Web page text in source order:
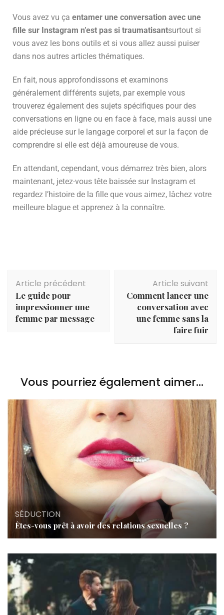
Vous avez vu ça entamer une conversation avec une
fille sur Instagram n’est pas si traumatisantsurtout si
vous avez les bons outils et si vous allez aussi puiser
dans nos autres articles thématiques.
En fait, nous approfondissons et examinons
généralement différents sujets, par exemple vous
trouverez également des sujets spécifiques pour des
conversations en ligne ou en face à face, mais aussi une
aide précieuse sur le langage corporel et sur la façon de
comprendre si elle est déjà amoureuse de vous.
En attendant, cependant, vous démarrez très bien, alors
maintenant, jetez-vous tête baissée sur Instagram et
regardez l’histoire de la fille que vous aimez, lâchez votre
meilleure blague et apprenez à la connaître.
Article précédent
Le guide pour
impressionner une
femme par message
Article suivant
Comment lancer une
conversation avec
une femme sans la
faire fuir
Vous pourriez également aimer...
SÉDUCTION
Êtes-vous prêt à avoir des relations sexuelles ?